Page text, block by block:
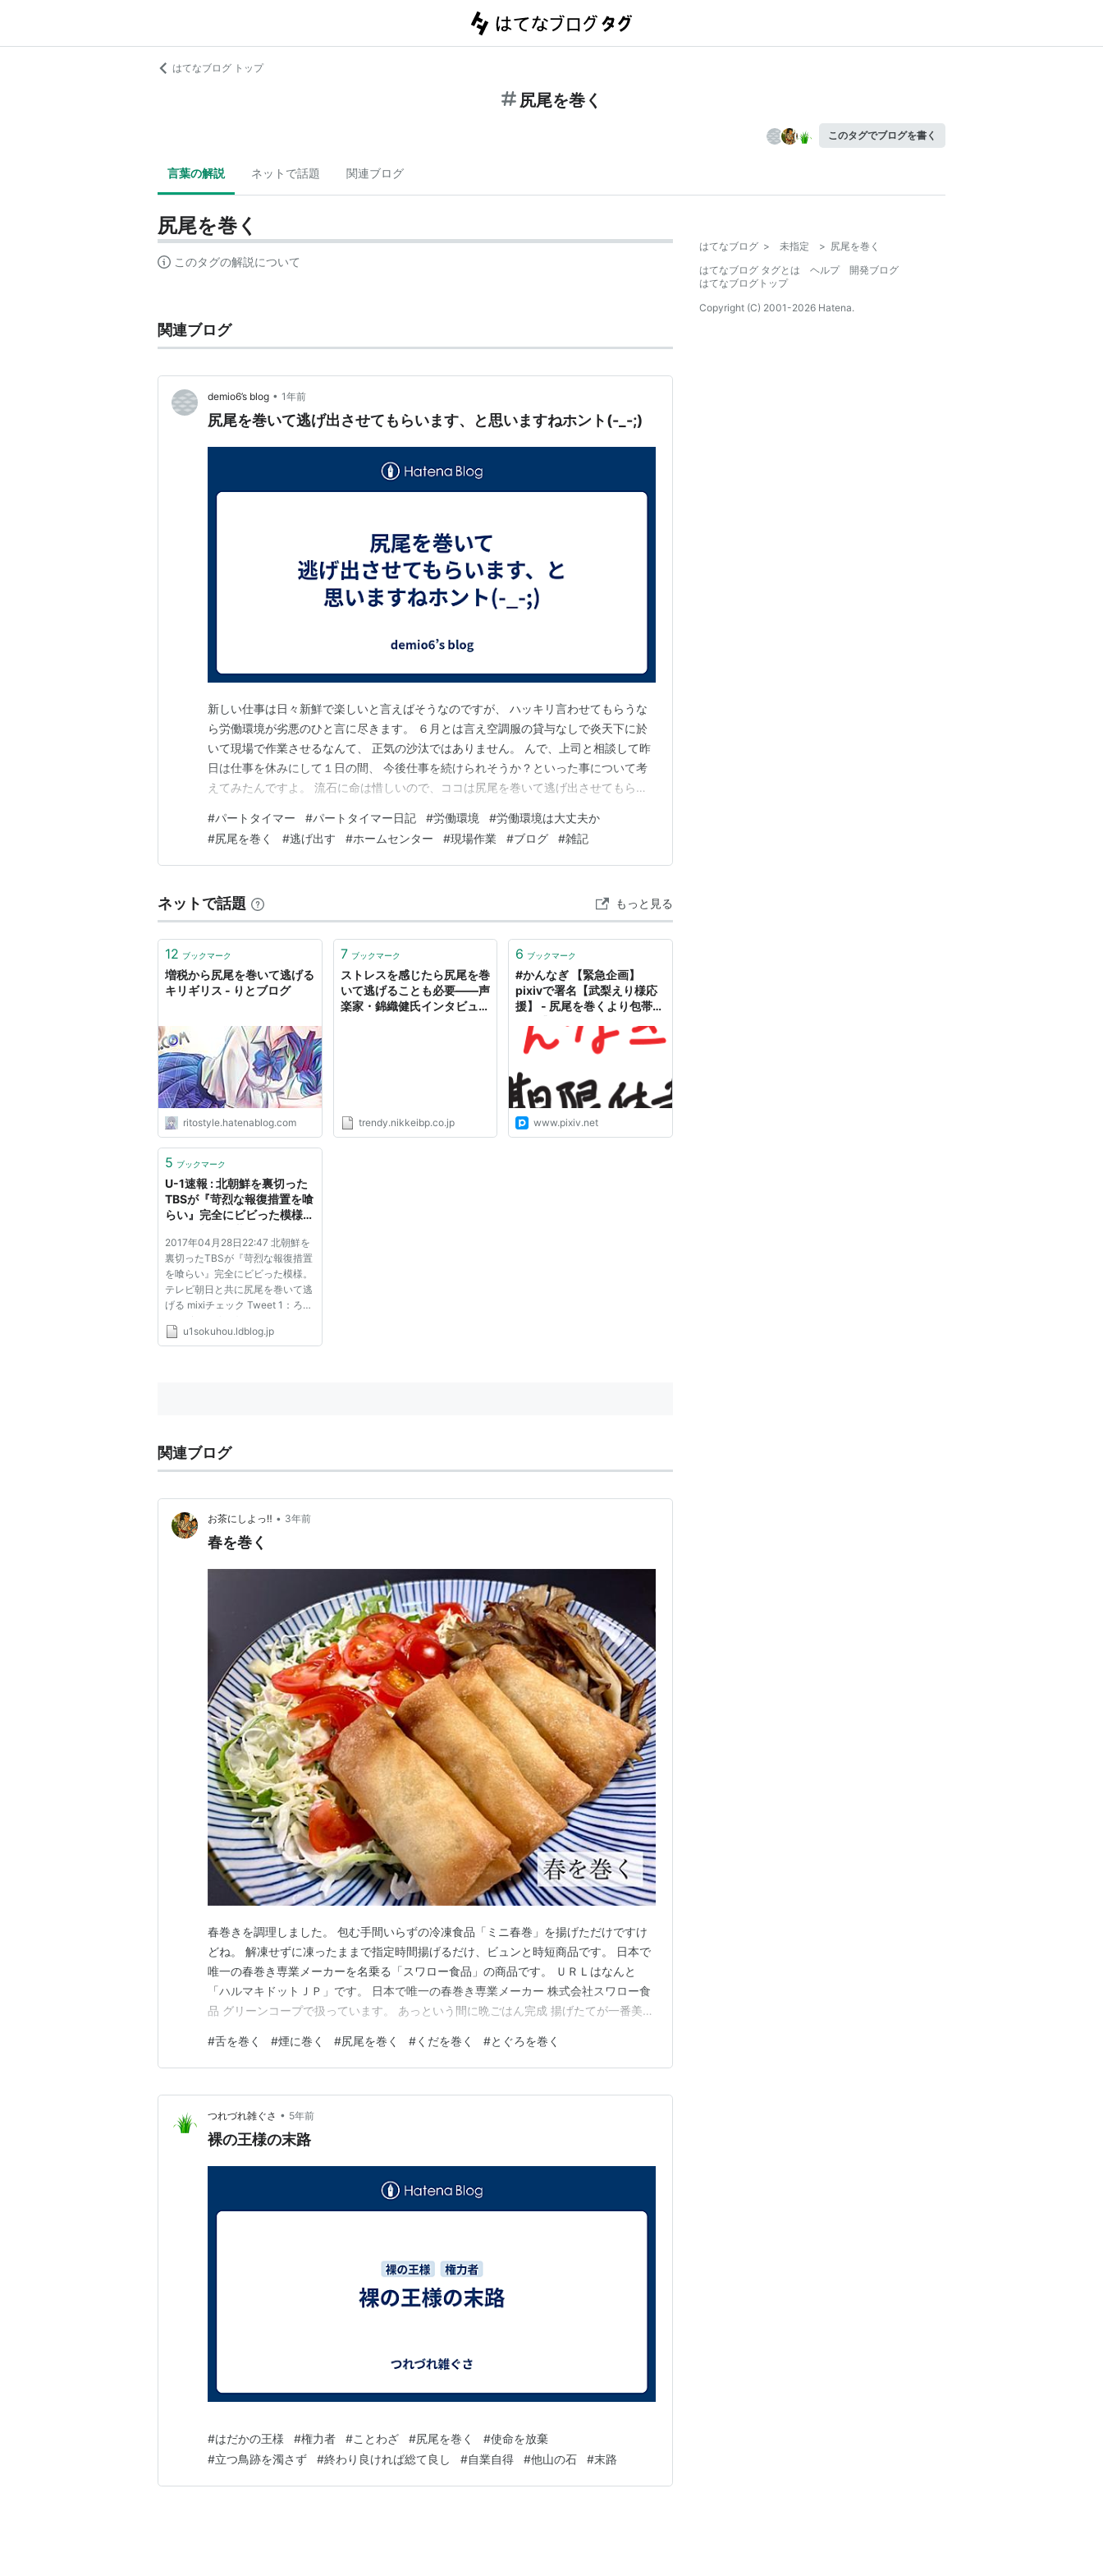
はてなブログ トップ
尻尾を巻く
このタグでブログを書く
言葉の解説 ネットで話題 関連ブログ
尻尾を巻く
このタグの解説について
関連ブログ
demio6’s blog • 1年前
尻尾を巻いて逃げ出させてもらいます、と思いますねホント(-_-;)
新しい仕事は日々新鮮で楽しいと言えばそうなのですが、 ハッキリ言わせてもらうな
ら労働環境が劣悪のひと言に尽きます。 ６月とは言え空調服の貸与なしで炎天下に於
いて現場で作業させるなんて、 正気の沙汰ではありません。 んで、上司と相談して昨
日は仕事を休みにして１日の間、 今後仕事を続けられそうか？といった事について考
えてみたんですよ。 流石に命は惜しいので、ココは尻尾を巻いて逃げ出させてもらう
考えてみた結果得た、結論でした。
#パートタイマー #パートタイマー日記 #労働環境 #労働環境は大丈夫か
#尻尾を巻く #逃げ出す #ホームセンター #現場作業 #ブログ #雑記
ネットで話題 もっと見る
12 ブックマーク
増税から尻尾を巻いて逃げる
キリギリス - りとブログ
ritostyle.hatenablog.com
7 ブックマーク
ストレスを感じたら尻尾を巻
いて逃げることも必要――声
楽家・錦織健氏インタビュー
trendy.nikkeibp.co.jp
6 ブックマーク
#かんなぎ 【緊急企画】
pixivで署名【武梨えり様応
援】 - 尻尾を巻くより包帯巻
pixiv
www.pixiv.net
5 ブックマーク
U-1速報 : 北朝鮮を裏切った
TBSが『苛烈な報復措置を喰
らい』完全にビビった模様。
て逃げる
2017年04月28日22:47 北朝鮮を
裏切ったTBSが『苛烈な報復措置
を喰らい』完全にビビった模様。
テレビ朝日と共に尻尾を巻いて逃
げる mixiチェック Tweet 1：ろこ
もこ ★＠＼(^o^)／：
2017/04/28(金) 18:04:05.38
u1sokuhou.ldblog.jp
関連ブログ
お茶にしよっ‼︎ • 3年前
春を巻く
春巻きを調理しました。 包む手間いらずの冷凍食品「ミニ春巻」を揚げただけですけ
どね。 解凍せずに凍ったままで指定時間揚げるだけ、ビュンと時短商品です。 日本で
唯一の春巻き専業メーカーを名乗る「スワロー食品」の商品です。 ＵＲＬはなんと
「ハルマキドットＪＰ」です。 日本で唯一の春巻き専業メーカー 株式会社スワロー食
品 グリーンコープで扱っています。 あっという間に晩ごはん完成 揚げたてが一番美味
立春の新芽を巻いたことで名付けられ、「春を体に取り込む」まさにフレッシュな風が
身体中に駆け巡る素敵な食べ物です。 発祥が明確…
#舌を巻く #煙に巻く #尻尾を巻く #くだを巻く #とぐろを巻く
つれづれ雑ぐさ • 5年前
裸の王様の末路
#はだかの王様 #権力者 #ことわざ #尻尾を巻く #使命を放棄
#立つ鳥跡を濁さず #終わり良ければ総て良し #自業自得 #他山の石 #末路
はてなブログ > 未指定 > 尻尾を巻く
はてなブログ タグとは
ヘルプ
開発ブログ
はてなブログトップ
Copyright (C) 2001-2026 Hatena.